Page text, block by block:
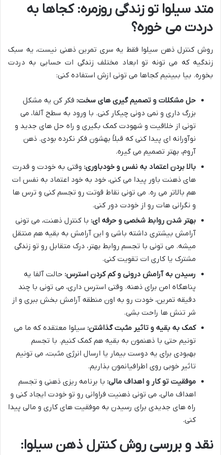
متد سیلوا تو زندگی روزمره: کجاها به
دردت می خوره؟
روش کنترل ذهن سیلوا فقط یه سری تمرین ذهنی نیست، یه سبک
زندگیه که می تونه تو ابعاد مختلف زندگی ات حسابی به دردت
بخوره. بیا ببینیم کجاها می تونی ازش استفاده کنی:
حل مشکلات و تصمیم گیری های سخت: فکر کن یه مشکل
بزرگ داری و نمی دونی چیکار کنی. با ورود به سطح آلفا، می
تونی از خلاقیت و شهودت کمک بگیری و راه حل های جدید و
نوآورانه ای پیدا کنی که قبلاً بهشون فکر نکرده بودی. ذهن
آروم، بهتر تصمیم می گیره.
بالا بردن اعتماد به نفس و خودباوری: وقتی به خودت و قدرت
های ذهنت باور پیدا می کنی، خود به خود اعتماد به نفس ات
هم بالاتر می ره. می تونی نقاط قوتت رو تجسم کنی و ترس ها
و نگرانی هات رو از خودت دور کنی.
بهتر شدن روابط شخصی و حرفه ای: با کنترل ذهنت، می تونی
آرامش بیشتری داشته باشی و این آرامش به بقیه هم منتقل
میشه. می تونی با تجسم روابط بهتر، درک متقابل رو تو زندگی
مشترک یا کاری ات تقویت کنی.
رسیدن به آرامش درونی و کم کردن استرس: حالت آلفا یه
پناهگاه امن برای ذهنه. وقتی استرس داری، می تونی با چند
دقیقه تمرین، خودت رو به اون منطقه آرامش بخش ببری و از
شر تنش ها راحت بشی.
کمک به بقیه و تاثیر مثبت گذاشتن: سیلوا معتقده که ما می
تونیم حتی با ذهنمون به بقیه هم کمک کنیم. با تجسم
بهبودی برای یه دوست بیمار یا ارسال انرژی مثبت، می تونیم
تاثیر خوبی روی اطرافیانمون بذاریم.
موفقیت تو کار و اهداف مالی: با برنامه ریزی ذهنی و تجسم
اهداف مالی، می تونی ذهنیت فراوانی رو تو خودت ایجاد کنی و
راه های جدیدی برای رسیدن به موفقیت های کاری و مالی پیدا
کنی.
نقد و بررسی روش کنترل ذهن سیلوا: